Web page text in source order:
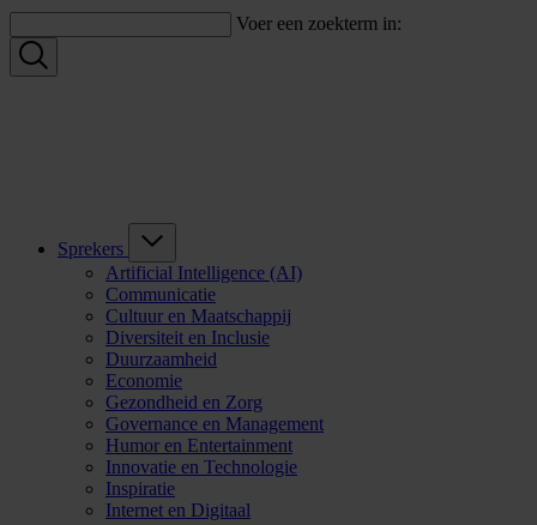
Voer een zoekterm in:
Sprekers
Artificial Intelligence (AI)
Communicatie
Cultuur en Maatschappij
Diversiteit en Inclusie
Duurzaamheid
Economie
Gezondheid en Zorg
Governance en Management
Humor en Entertainment
Innovatie en Technologie
Inspiratie
Internet en Digitaal